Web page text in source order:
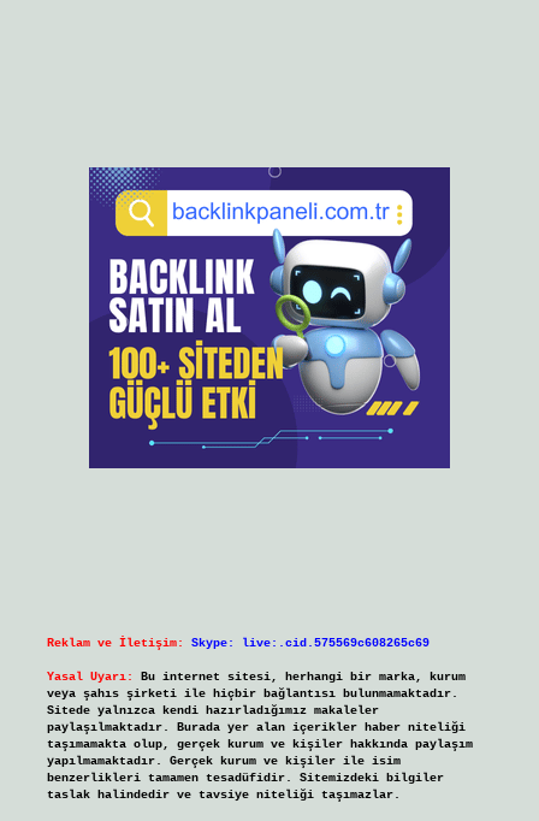
Reklam ve İletişim: Skype: live:.cid.575569c608265c69
Yasal Uyarı:
Bu internet sitesi, herhangi bir marka, kurum
veya şahıs şirketi ile hiçbir bağlantısı bulunmamaktadır.
Sitede yalnızca kendi hazırladığımız makaleler
paylaşılmaktadır. Burada yer alan içerikler haber niteliği
taşımamakta olup, gerçek kurum ve kişiler hakkında paylaşım
yapılmamaktadır. Gerçek kurum ve kişiler ile isim
benzerlikleri tamamen tesadüfidir. Sitemizdeki bilgiler
taslak halindedir ve tavsiye niteliği taşımazlar.